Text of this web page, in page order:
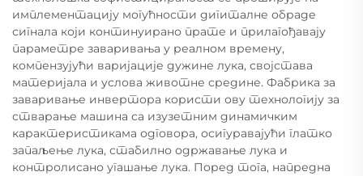
имплементацију могућности дигиталне обраде
сигнала који континуирано прате и прилагођавају
параметре заваривања у реалном времену,
компензујући варијације дужине лука, својстава
материјала и услова животне средине. Фабрика за
заваривање инвертора користи ову технологију за
стварање машина са изузетним динамичким
карактеристикама одговора, осигуравајући глатко
запаљење лука, стабилно одржавање лука и
контролисано угашање лука. Поред тога, напредна